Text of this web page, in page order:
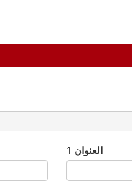
العنوان 1